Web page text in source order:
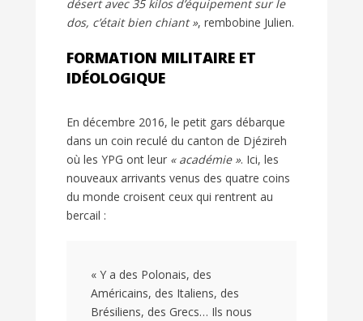
désert avec 35 kilos d’équipement sur le
dos, c’était bien chiant », rembobine Julien.
FORMATION MILITAIRE ET
IDÉOLOGIQUE
En décembre 2016, le petit gars débarque
dans un coin reculé du canton de Djézireh
où les YPG ont leur « académie ». Ici, les
nouveaux arrivants venus des quatre coins
du monde croisent ceux qui rentrent au
bercail :
« Y a des Polonais, des
Américains, des Italiens, des
Brésiliens, des Grecs… Ils nous